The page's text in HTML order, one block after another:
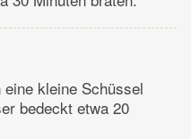
kleine Schüssel
bedeckt etwa 20